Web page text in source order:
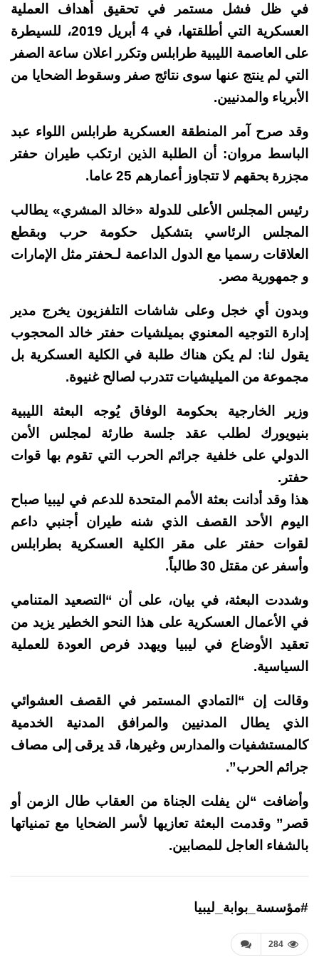
في ظل فشل مستمر في تحقيق أهداف العملية
العسكرية التي أطلقتها، في 4 أبريل 2019، للسيطرة
على العاصمة الليبية طرابلس وتكرر اعلان ساعة الصفر
التي لم ينتج عنها سوى نتائج صفر وسقوط الضحايا من
الأبرياء والمدنيين.
وقد صرح آمر المنطقة العسكرية ‎طرابلس اللواء عبد
الباسط مروان: أن الطلبة الذين ارتكب طيران ‎حفتر
مجزرة بحقهم لا تتجاوز أعمارهم 25 عاما.
رئيس المجلس الأعلى للدولة «خالد المشري» يطالب
المجلس الرئاسي بتشكيل حكومة حرب وبقطع
العلاقات رسميا مع الدول الداعمة لـحفتر مثل ‎الإمارات
و ‎جمهورية مصر.
وبدون أي خجل وعلى شاشات التلفزيون يخرج مدير
إدارة التوجيه المعنوي بميلشيات ‎حفتر خالد المحجوب
يقول لنا: لم يكن هناك طلبة في الكلية العسكرية بل
مجموعة من الميليشيات تتدرب لصالح غنيوة.
‏وزير الخارجية بحكومة الوفاق يُوجه البعثة الليبية
بنيويورك لطلب عقد جلسة طارئة لمجلس الأمن
الدولي على خلفية جرائم الحرب التي تقوم بها قوات
هذا وقد أدانت بعثة الأمم المتحدة للدعم في ليبيا صباح
اليوم الأحد القصف الذي شنه طيران أجنبي داعم
لقوات حفتر على مقر الكلية العسكرية بطرابلس
وأسفر عن مقتل 30 طالباً.
وشددت البعثة، في بيان، على أن “التصعيد المتنامي
في الأعمال العسكرية على هذا النحو الخطير يزيد من
تعقيد الأوضاع في ليبيا ويهدد فرص العودة للعملية
السياسية.
وقالت إن “التمادي المستمر في القصف العشوائي
الذي يطال المدنيين والمرافق المدنية الخدمية
كالمستشفيات والمدارس وغيرها، قد يرقى إلى مصاف
جرائم الحرب”.
وأضافت “لن يفلت الجناة من العقاب طال الزمن أو
قصر”وقدمت البعثة تعازيها لأسر الضحايا مع تمنياتها
بالشفاء العاجل للمصابين.
#مؤسسة_بوابة_ليبيا
284